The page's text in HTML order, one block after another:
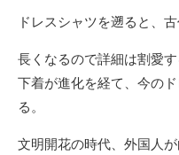
ドレスシャツを遡ると、
長くなるので詳細は割愛
下着が進化を経て、今の
る。
文明開花の時代、外国人